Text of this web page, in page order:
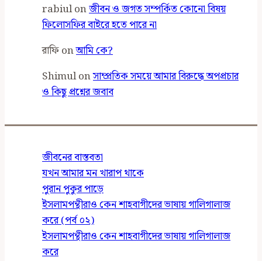
rabiulonজীবন ও জগত সম্পর্কিত কোনো বিষয়
ফিলোসফির বাইরে হতে পারে না
রাফিonআমি কে?
Shimulonসাম্প্রতিক সময়ে আমার বিরুদ্ধে অপপ্রচার
ও কিছু প্রশ্নের জবাব
জীবনের বাস্তবতা
যখন আমার মন খারাপ থাকে
পুরান পুকুর পাড়ে
ইসলামপন্থীরাও কেন শাহবাগীদের ভাষায় গালিগালাজ
করে (পর্ব ০২)
ইসলামপন্থীরাও কেন শাহবাগীদের ভাষায় গালিগালাজ
করে